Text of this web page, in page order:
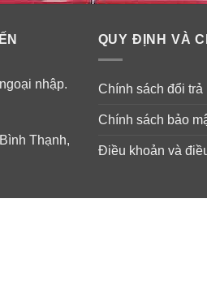
nhập.
Thạnh,
QUY ĐỊNH VÀ
Chính sách đổi trả
Chính sách bảo
Điều khoản và